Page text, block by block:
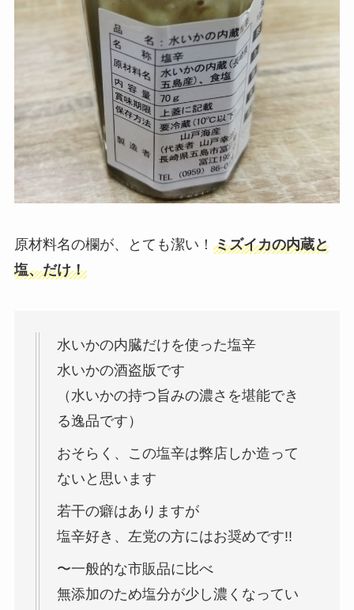
原材料名の欄が、とても潔い！ ミズイカの内蔵と
塩、だけ！
水いかの内臓だけを使った塩辛
水いかの酒盗版です
（水いかの持つ旨みの濃さを堪能でき
る逸品です）
おそらく、この塩辛は弊店しか造って
ないと思います
若干の癖はありますが
塩辛好き、左党の方にはお奨めです!!
〜一般的な市販品に比べ
無添加のため塩分が少し濃くなってい